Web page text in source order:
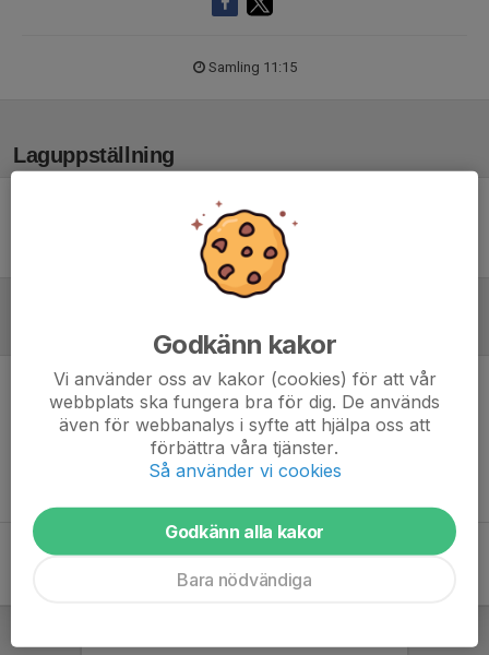
Samling 11:15
Laguppställning
Ingen uppställning ifylld
Inget skrivet
Godkänn kakor
Vi använder oss av kakor (cookies) för att vår
webbplats ska fungera bra för dig. De används
även för webbanalys i syfte att hjälpa oss att
förbättra våra tjänster.
Så använder vi cookies
Godkänn alla kakor
Bara nödvändiga